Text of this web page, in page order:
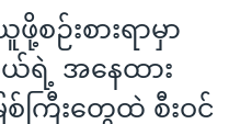
ဉ်းစားရာမှာ
ယ်ရဲ့ အနေထား
ကြီးတွေထဲ စီးဝင်